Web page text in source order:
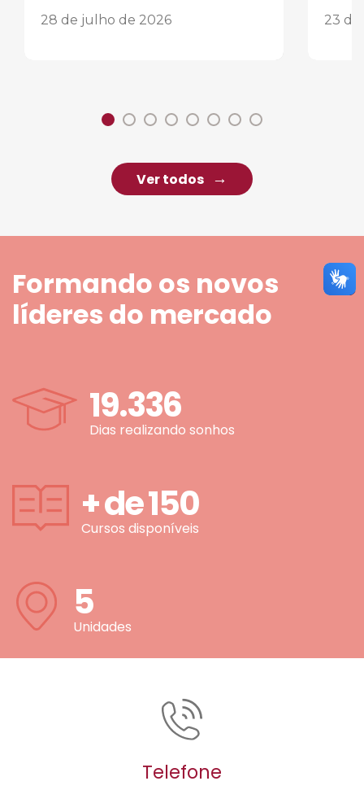
28 de julho de 2026 23
Ver todos
Formando os novos
líderes do mercado
19.336
Dias realizando sonhos
+ de150
Cursos disponíveis
5
Unidades
Telefone